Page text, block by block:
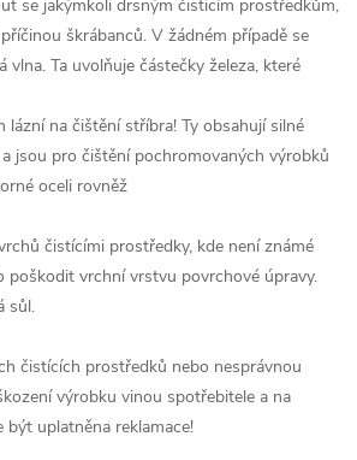
se jakýmkoli drsným čisticím prostředkům,
škrábanců. V žádném případě se
vlna. Ta uvolňuje částečky železa, které
na čištění stříbra! Ty obsahují silné
jsou pro čištění pochromovaných výrobků
oceli rovněž
čistícími prostředky, kde není známé
poškodit vrchní vrstvu povrchové úpravy.
sůl.
čistících prostředků nebo nesprávnou
výrobku vinou spotřebitele a na
být uplatněna reklamace!